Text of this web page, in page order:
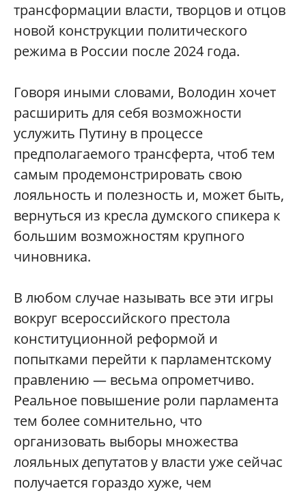
трансформации власти, творцов и отцов
новой конструкции политического
режима в России после 2024 года.
Говоря иными словами, Володин хочет
расширить для себя возможности
услужить Путину в процессе
предполагаемого трансферта, чтоб тем
самым продемонстрировать свою
лояльность и полезность и, может быть,
вернуться из кресла думского спикера к
большим возможностям крупного
чиновника.
В любом случае называть все эти игры
вокруг всероссийского престола
конституционной реформой и
попытками перейти к парламентскому
правлению — весьма опрометчиво.
Реальное повышение роли парламента
тем более сомнительно, что
организовать выборы множества
лояльных депутатов у власти уже сейчас
получается гораздо хуже, чем